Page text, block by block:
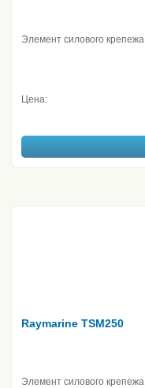
Элемент силового крепежа
Цена:
Raymarine TSM250
Элемент силового крепежа